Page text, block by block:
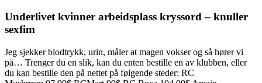
Underlivet kvinner arbeidsplass kryssord – knuller
sexfim
Jeg sjekker blodtrykk, urin, måler at magen vokser og så hører vi
på… Trenger du en slik, kan du enten bestille en av klubben, eller
du kan bestille den på nettet på følgende steder: RC